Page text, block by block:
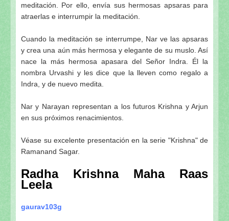
meditación. Por ello, envía sus hermosas apsaras para
atraerlas e interrumpir la meditación.
Cuando la meditación se interrumpe, Nar ve las apsaras
y crea una aún más hermosa y elegante de su muslo. Así
nace la más hermosa apasara del Señor Indra. Él la
nombra Urvashi y les dice que la lleven como regalo a
Indra, y de nuevo medita.
Nar y Narayan representan a los futuros Krishna y Arjun
en sus próximos renacimientos.
Véase su excelente presentación en la serie "Krishna" de
Ramanand Sagar.
Radha Krishna Maha Raas
Leela
gaurav103g